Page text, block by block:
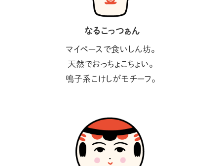
なるこっつぁん
マイペースで食いしん坊。
天然でおっちょこちょい。
鳴子系こけしがモチーフ。